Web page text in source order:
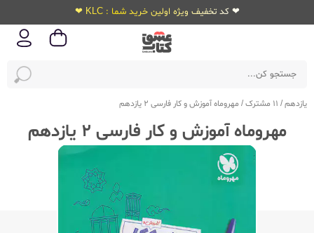
❤ کد تخفیف ویژه اولین خرید شما : KLC ❤
یازدهم/ 11 مشترک / مهروماه آموزش و کار فارسی 2 یازدهم
مهروماه آموزش و کار فارسی 2 یازدهم